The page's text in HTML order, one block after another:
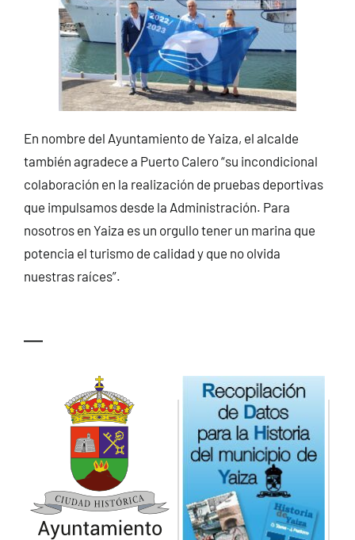
En nombre del Ayuntamiento de Yaiza, el alcalde
también agradece a Puerto Calero “su incondicional
colaboración en la realización de pruebas deportivas
que impulsamos desde la Administración. Para
nosotros en Yaiza es un orgullo tener un marina que
potencia el turismo de calidad y que no olvida
nuestras raíces”.
—